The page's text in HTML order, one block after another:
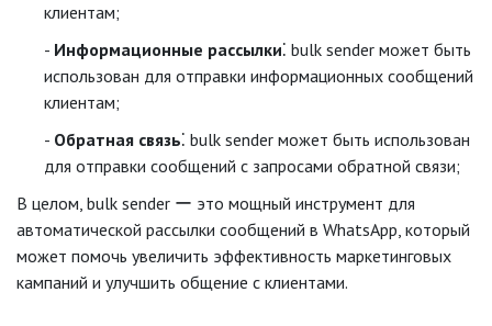
клиентам;
Информационные рассылки⁚ bulk sender может быть
использован для отправки информационных сообщений
клиентам;
Обратная связь⁚ bulk sender может быть использован
для отправки сообщений с запросами обратной связи;
В целом, bulk sender ー это мощный инструмент для
автоматической рассылки сообщений в WhatsApp, который
может помочь увеличить эффективность маркетинговых
кампаний и улучшить общение с клиентами.